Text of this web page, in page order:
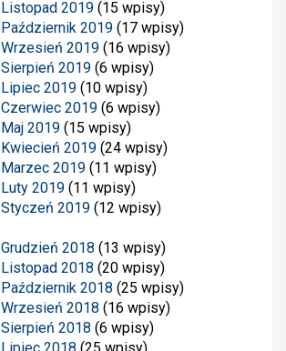
Listopad 2019 (15 wpisy)
Październik 2019 (17 wpisy)
Wrzesień 2019 (16 wpisy)
Sierpień 2019 (6 wpisy)
Lipiec 2019 (10 wpisy)
Czerwiec 2019 (6 wpisy)
Maj 2019 (15 wpisy)
Kwiecień 2019 (24 wpisy)
Marzec 2019 (11 wpisy)
Luty 2019 (11 wpisy)
Styczeń 2019 (12 wpisy)
Grudzień 2018 (13 wpisy)
Listopad 2018 (20 wpisy)
Październik 2018 (25 wpisy)
Wrzesień 2018 (16 wpisy)
Sierpień 2018 (6 wpisy)